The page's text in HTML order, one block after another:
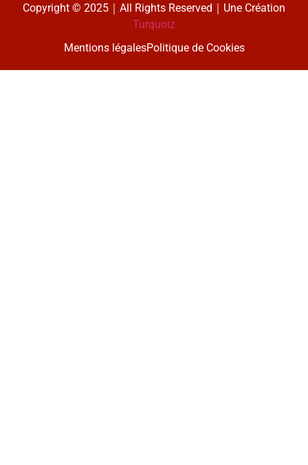
Copyright © 2025｜All Rights Reserved｜Une Création
Turquoiz
Mentions légalesPolitique de Cookies